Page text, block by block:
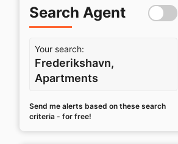
Search Agent
Your search:
Frederikshavn,
Apartments
Send me alerts based on these search
criteria - for free!